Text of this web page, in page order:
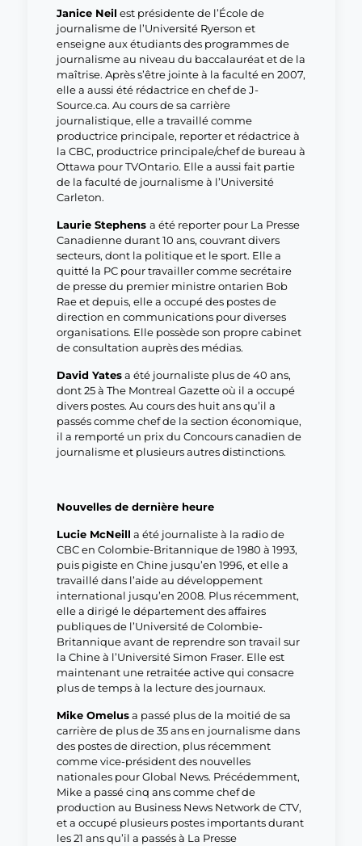
Janice Neil est présidente de l’École de
journalisme de l’Université Ryerson et
enseigne aux étudiants des programmes de
journalisme au niveau du baccalauréat et de la
maîtrise. Après s’être jointe à la faculté en 2007,
elle a aussi été rédactrice en chef de J-
Source.ca. Au cours de sa carrière
journalistique, elle a travaillé comme
productrice principale, reporter et rédactrice à
la CBC, productrice principale/chef de bureau à
Ottawa pour TVOntario. Elle a aussi fait partie
de la faculté de journalisme à l’Université
Carleton.
Laurie Stephens a été reporter pour La Presse
Canadienne durant 10 ans, couvrant divers
secteurs, dont la politique et le sport. Elle a
quitté la PC pour travailler comme secrétaire
de presse du premier ministre ontarien Bob
Rae et depuis, elle a occupé des postes de
direction en communications pour diverses
organisations. Elle possède son propre cabinet
de consultation auprès des médias.
David Yatesa été journaliste plus de 40 ans,
dont 25 à The Montreal Gazette où il a occupé
divers postes. Au cours des huit ans qu’il a
passés comme chef de la section économique,
il a remporté un prix du Concours canadien de
journalisme et plusieurs autres distinctions.
Nouvelles de dernière heure
Lucie McNeill a été journaliste à la radio de
CBC en Colombie-Britannique de 1980 à 1993,
puis pigiste en Chine jusqu’en 1996, et elle a
travaillé dans l’aide au développement
international jusqu’en 2008. Plus récemment,
elle a dirigé le département des affaires
publiques de l’Université de Colombie-
Britannique avant de reprendre son travail sur
la Chine à l’Université Simon Fraser. Elle est
maintenant une retraitée active qui consacre
plus de temps à la lecture des journaux.
Mike Omelusa passé plus de la moitié de sa
carrière de plus de 35 ans en journalisme dans
des postes de direction, plus récemment
comme vice-président des nouvelles
nationales pour Global News. Précédemment,
Mike a passé cinq ans comme chef de
production au Business News Network de CTV,
et a occupé plusieurs postes importants durant
les 21 ans qu’il a passés à La Presse